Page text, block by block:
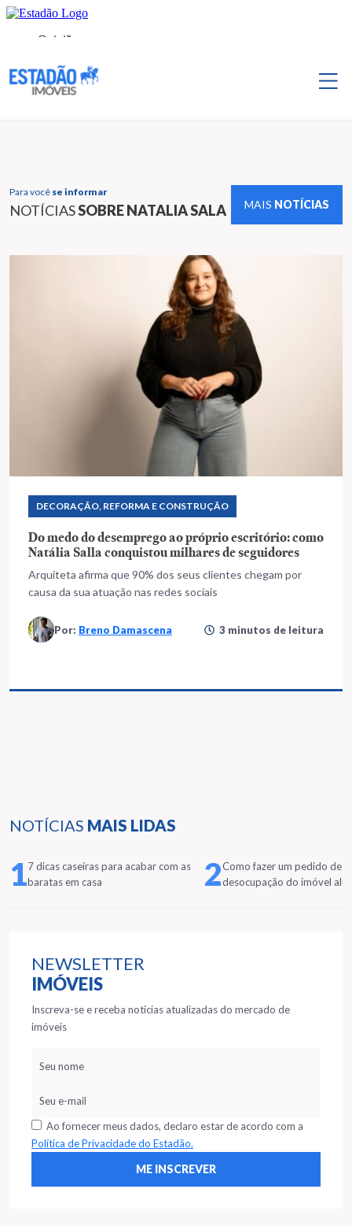
Para você se informar
NOTÍCIASSOBRE NATALIA SALA MAIS NOTÍCIAS
NOTÍCIAS MAIS LIDAS
17 dicas caseiras para acabar com as
baratas em casa
2Como fazer um pedido de
desocupação do imóvel
NEWSLETTER
IMÓVEIS
Inscreva-se e receba notícias atualizadas do mercado de
imóveis
Ao fornecer meus dados, declaro estar de acordo com a
Política de Privacidade do Estadão.
DECORAÇÃO, REFORMA E CONSTRUÇÃO
Do medo do desemprego ao próprio escritório: como
Natália Salla conquistou milhares de seguidores
Arquiteta afirma que 90% dos seus clientes chegam por
causa da sua atuação nas redes sociais
Por: Breno Damascena 3 minutos de leitura